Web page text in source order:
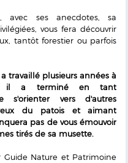
avec ses anecdotes, sa
vous fera découvrir
tantôt forestier ou parfois
travaillé plusieurs années à
il a terminé en tant
s'orienter vers d'autres
du patois et aimant
pas de vous émouvoir
tirés de sa musette.
Guide Nature et Patrimoine